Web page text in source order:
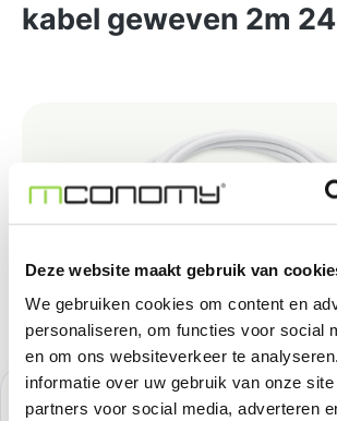
Deze website maakt gebruik van
We gebruiken cookies om content en
personaliseren, om functies voor social
en om ons websiteverkeer te
informatie over uw gebruik van onze
partners voor social media, adverteren
kabel geweven 2m
Normale prijs: